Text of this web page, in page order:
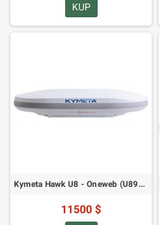
KUP
Kymeta Hawk U8 - Oneweb (U8922-30313-0)
11500 $